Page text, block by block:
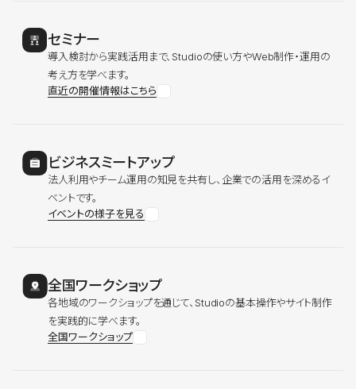
セミナー
導入検討から実践活用まで、Studioの使い方やWeb制作・運用の
考え方を学べます。
直近の開催情報はこちら
ビジネスミートアップ
法人利用やチーム運用の知見を共有し、企業での活用を深めるイ
ベントです。
イベントの様子を見る
全国ワークショップ
各地域のワークショップを通じて、Studioの基本操作やサイト制作
を実践的に学べます。
全国ワークショップ